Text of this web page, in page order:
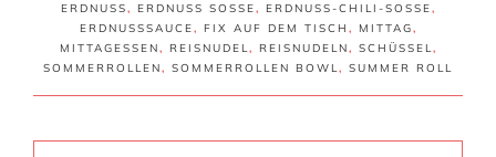
ERDNUSS, ERDNUSS SOSSE , ERDNUSS-CHILI-SOSSE
,
ERDNUSSSAUCE, FIX AUF DEM TISCH , MITTAG,
MITTAGESSEN, REISNUDEL, REISNUDELN, SCHÜSSEL,
SOMMERROLLEN, SOMMERROLLEN BOWL, SUMMER ROLL